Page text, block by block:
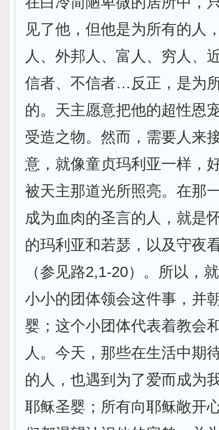
见了他，但他是为所有的人
人、外邦人、富人、穷人、
信者、不信者…反正，是为
的。天主愿意把他的超性恩
受造之物。然而，需要人来
意，就像童贞玛利亚一样，
被天主那道光所照亮。在那
成为血肉的圣言的人，就是
的玛利亚和若瑟，以及守夜
（参见路2,1-20）。所以，
小小的团体领会这件事，并
婴；这个小团体代表着教会
人。今天，那些在生活中期
的人，也遇到为了爱而成为
耶稣圣婴；所有向耶稣敞开